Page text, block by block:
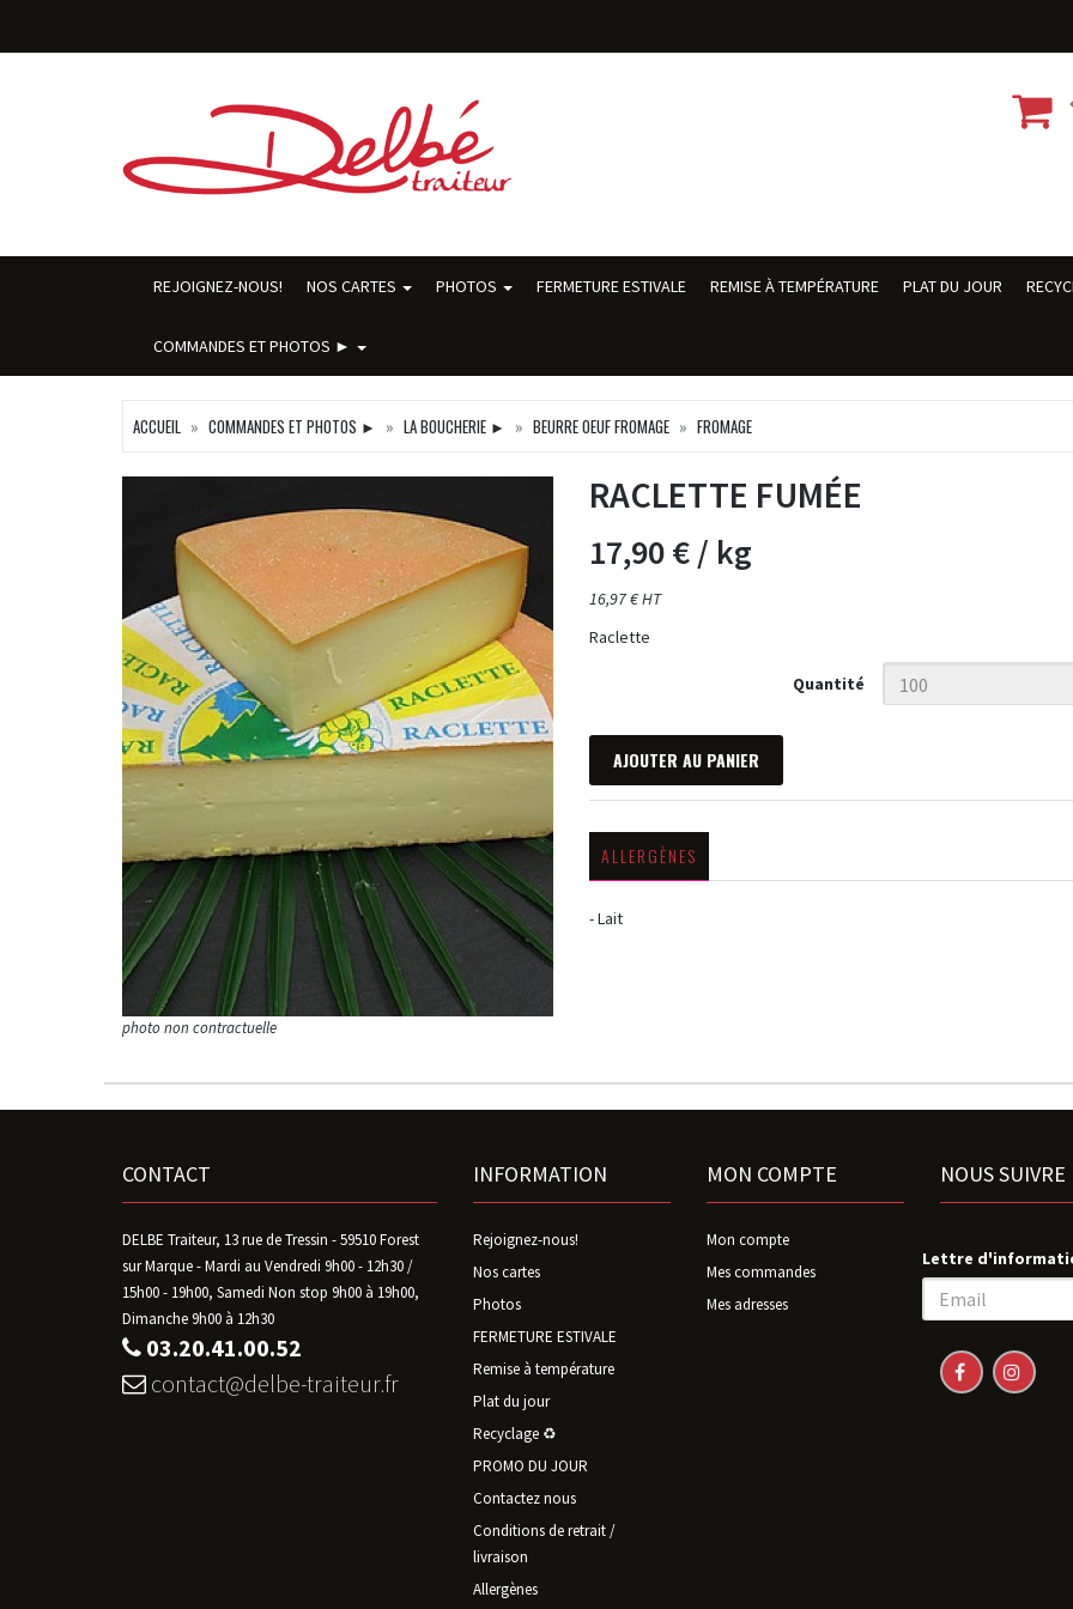
REJOIGNEZ-NOUS! NOS CARTES PHOTOS FERMETURE ESTIVALE REMISE À TEMPÉRATURE PLAT DU JOUR
COMMANDES ET PHOTOS ►
ACCUEIL COMMANDES ET PHOTOS ► LA BOUCHERIE ► BEURRE OEUF FROMAGE FROMAGE
RACLETTE FUMÉE
17,90 €/ kg
16,97 € HT
Raclette
Quantité
AJOUTER AU PANIER
ALLERGÈNES
- Lait
CONTACT
DELBE Traiteur, 13 rue de Tressin - 59510 Forest
sur Marque - Mardi au Vendredi 9h00 - 12h30 /
15h00 - 19h00, Samedi Non stop 9h00 à 19h00,
Dimanche 9h00 à 12h30
03.20.41.00.52
contact@delbe-traiteur.fr
INFORMATION
Rejoignez-nous!
Nos cartes
Photos
FERMETURE ESTIVALE
Remise à température
Plat du jour
Recyclage ♻️
PROMO DU JOUR
Contactez nous
Conditions de retrait /
livraison
Allergènes
MON COMPTE
Mon compte
Mes commandes
Mes adresses
NOUS SUIVRE
Lettre